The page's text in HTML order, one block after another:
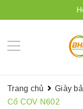
Trang chủ Giày
Cổ COV N602